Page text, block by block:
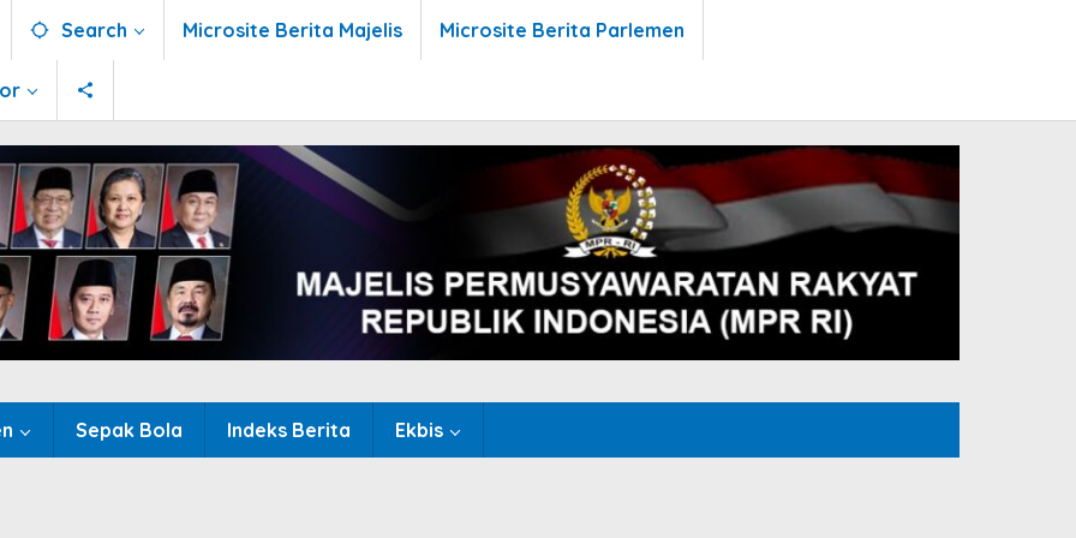
Search Microsite Berita Majelis Microsite Berita Parlemen
Sepak Bola Indeks Berita Ekbis